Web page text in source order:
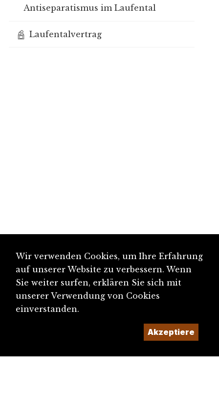
Antiseparatismus im Laufental
Laufentalvertrag
Wir verwenden Cookies, um Ihre Erfahrung
auf unserer Website zu verbessern. Wenn
Sie weiter surfen, erklären Sie sich mit
unserer Verwendung von Cookies
einverstanden.
Akzeptiere